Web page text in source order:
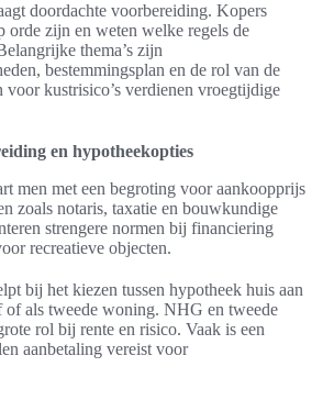
doordachte voorbereiding. Kopers
orde zijn en weten welke regels de
thema’s zijn
bestemmingsplan en de rol van de
kustrisico’s verdienen vroegtijdige
en hypotheekopties
men met een begroting voor aankoopprijs
zoals notaris, taxatie en bouwkundige
strengere normen bij financiering
recreatieve objecten.
bij het kiezen tussen hypotheek huis aan
of als tweede woning. NHG en tweede
rol bij rente en risico. Vaak is een
aanbetaling vereist voor